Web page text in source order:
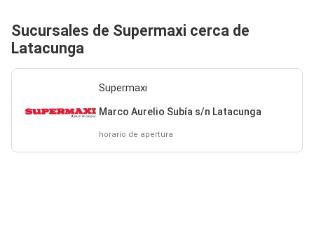
Sucursales de Supermaxi cerca de
Latacunga
Supermaxi
Marco Aurelio Subía s/n Latacunga
horario de apertura